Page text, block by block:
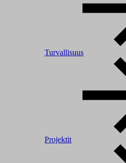
Turvallisuus
Projektit